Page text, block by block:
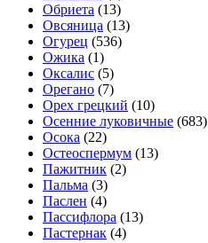
Обриета (13)
Овсяница (13)
Огурец (536)
Ожика (1)
Оксалис (5)
Орегано (7)
Орех грецкий (10)
Осенние луковичные (683)
Осока (22)
Остеоспермум (13)
Пажитник (2)
Пальма (3)
Паслен (4)
Пассифлора (13)
Пастернак (4)